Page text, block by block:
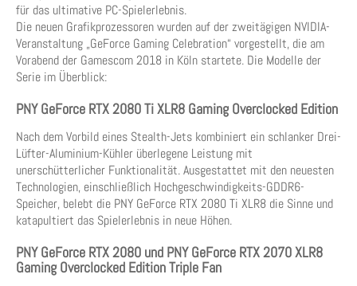
für das ultimative PC-Spielerlebnis.
Die neuen Grafikprozessoren wurden auf der zweitägigen NVIDIA-
Veranstaltung „GeForce Gaming Celebration“ vorgestellt, die am
Vorabend der Gamescom 2018 in Köln startete. Die Modelle der
Serie im Überblick:
PNY GeForce RTX 2080 Ti XLR8 Gaming Overclocked Edition
Nach dem Vorbild eines Stealth-Jets kombiniert ein schlanker Drei-
Lüfter-Aluminium-Kühler überlegene Leistung mit
unerschütterlicher Funktionalität. Ausgestattet mit den neuesten
Technologien, einschließlich Hochgeschwindigkeits-GDDR6-
Speicher, belebt die PNY GeForce RTX 2080 Ti XLR8 die Sinne und
katapultiert das Spielerlebnis in neue Höhen.
PNY GeForce RTX 2080 und PNY GeForce RTX 2070 XLR8
Gaming Overclocked Edition Triple Fan